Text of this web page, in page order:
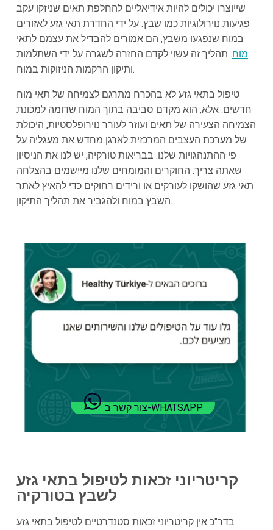
שייוצרו יכולים להיות אידיאליים להחלפת תאים שניזקו עקב
פגיעות נוירולוגיות כמו שבץ. על ידי החדרת תאי גזע לאזורים
במוח שנפגעו משבץ, הם אמורים להבדיל את עצמם לתאי
מוח. תהליך זה עשוי לקדם החזרה לשגרה על ידי השתלמות
ותיקון הרקמות הניזוקות במוח.
טיפול בתאי גזע לא בהכרח מתרגם לצמיחה של תאי מוח
חדשים. אלא, הוא מקדם סביבה בתוך המוח שדומה למכונת
הצמיחה הצעירה של תאים ועוזר לעורר נוירופלסטיות, היכולת
של מערכת העצבים המרכזית לארגן מחדש את מעגליה על
פי ההתנהגויות שלנו. בבריאות טורקיה, יש לנו את הניסיון
שאתה צריך. החוקרים והמומחים שלנו מיישמים בהצלחה
תאי גזע שהושקו לעורקים או ורידים רחוקים כדי להאיץ לאתר
השבץ במוח ולהגביר את תהליך התיקון.
צור קשר ב-WHATSAPP
קריטריוני זכאות לטיפול בתאי גזע
לשבץ בטורקיה
בדר"כ אין קריטריוני זכאות סטנדרטיים לטיפול בתאי גזע